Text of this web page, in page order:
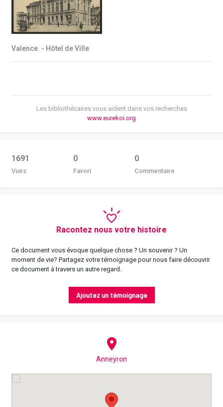
Valence. - Hôtel de Ville
Les bibliothécaires vous aident dans vos recherches
www.eurekoi.org
1691
Vues
0
Favori
0
Commentaire
Racontez nous votre histoire
Ce document vous évoque quelque chose ? Un souvenir ? Un
moment de vie? Partagez votre témoignage pour nous faire découvrir
ce document à travers un autre regard.
Ajoutez un témoignage
Anneyron